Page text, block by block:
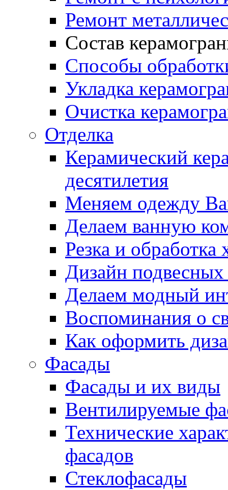
Ремонт
Состав
Способы
Укладка
Очистка
Отделка
Керамический
десятилетия
Меняем одежду
Делаем ванную
Резка и
Дизайн подвесных
Делаем модный
Воспоминания о
Как оформить
Фасады
Фасады и их виды
Вентилируемые
Технические
фасадов
Стеклофасады